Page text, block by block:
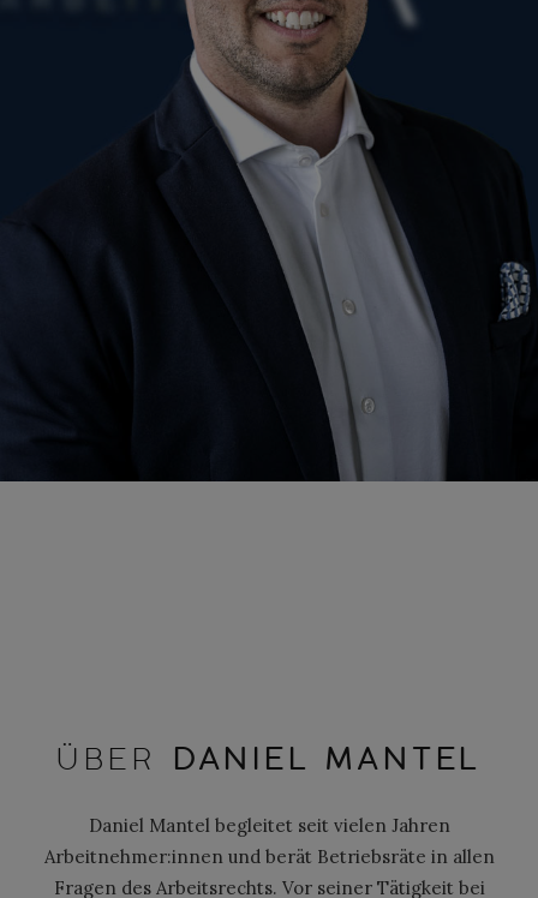
ÜBER DANIEL MANTEL
Daniel Mantel begleitet seit vielen Jahren
Arbeitnehmer:innen und berät Betriebsräte in allen
Fragen des Arbeitsrechts. Vor seiner Tätigkeit bei